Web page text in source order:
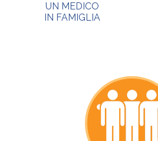
UN MEDICO
IN FAMIGLIA